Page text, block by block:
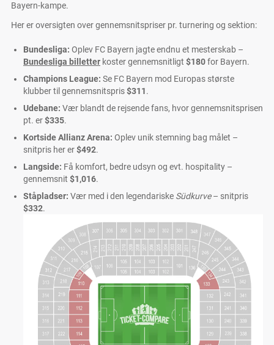
Bayern-kampe.
Her er oversigten over gennemsnitspriser pr. turnering og sektion:
Bundesliga: Oplev FC Bayern jagte endnu et mesterskab –
Bundesliga billetter koster gennemsnitligt $180for Bayern.
Champions League: Se FC Bayern mod Europas største
klubber til gennemsnitspris$311.
Udebane: Vær blandt de rejsende fans, hvor gennemsnitsprisen
pt. er$335.
Kortside Allianz Arena: Oplev unik stemning bag målet –
snitpris her er$492.
Langside: Få komfort, bedre udsyn og evt. hospitality –
gennemsnit $1,016.
Ståpladser: Vær med i den legendariske Südkurve– snitpris
$332.